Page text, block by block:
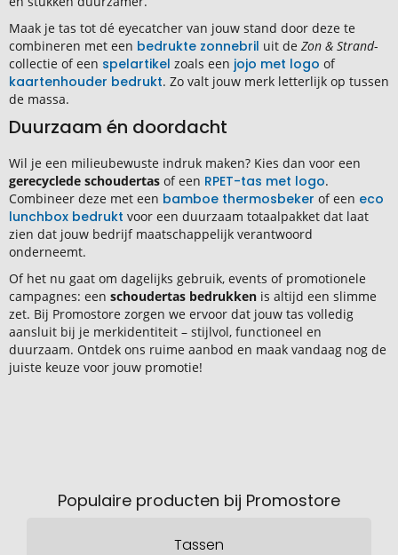
Maak je tas tot dé eyecatcher van jouw stand door deze te
combineren met een bedrukte zonnebril uit de Zon & Strand-
collectie of een spelartikel zoals een jojo met logo of
kaartenhouder bedrukt. Zo valt jouw merk letterlijk op tussen
de massa.
Duurzaam én doordacht
Wil je een milieubewuste indruk maken? Kies dan voor een
gerecyclede schoudertas of een RPET-tas met logo.
Combineer deze met een bamboe thermosbeker of een eco
lunchbox bedrukt voor een duurzaam totaalpakket dat laat
zien dat jouw bedrijf maatschappelijk verantwoord
onderneemt.
Of het nu gaat om dagelijks gebruik, events of promotionele
campagnes: een schoudertas bedrukken is altijd een slimme
zet. Bij Promostore zorgen we ervoor dat jouw tas volledig
aansluit bij je merkidentiteit – stijlvol, functioneel en
duurzaam. Ontdek ons ruime aanbod en maak vandaag nog de
juiste keuze voor jouw promotie!
Populaire producten bij Promostore
Tassen